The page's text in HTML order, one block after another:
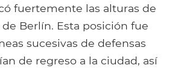
fuertemente las alturas de
Berlín. Esta posición fue
sucesivas de defensas
de regreso a la ciudad, así